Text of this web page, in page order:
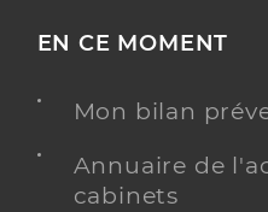
EN CE MOMENT
Mon bilan
Annuaire de
cabinets